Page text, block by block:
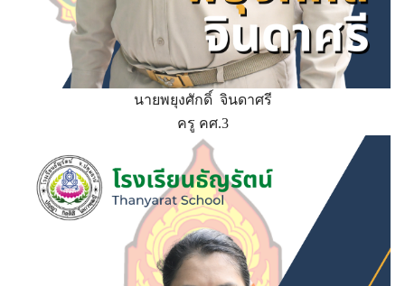
นายพยุงศักดิ์ จินดาศรี
ครู คศ.3